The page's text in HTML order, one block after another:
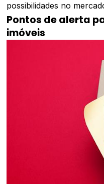
possibilidades no
Pontos de alerta
imóveis